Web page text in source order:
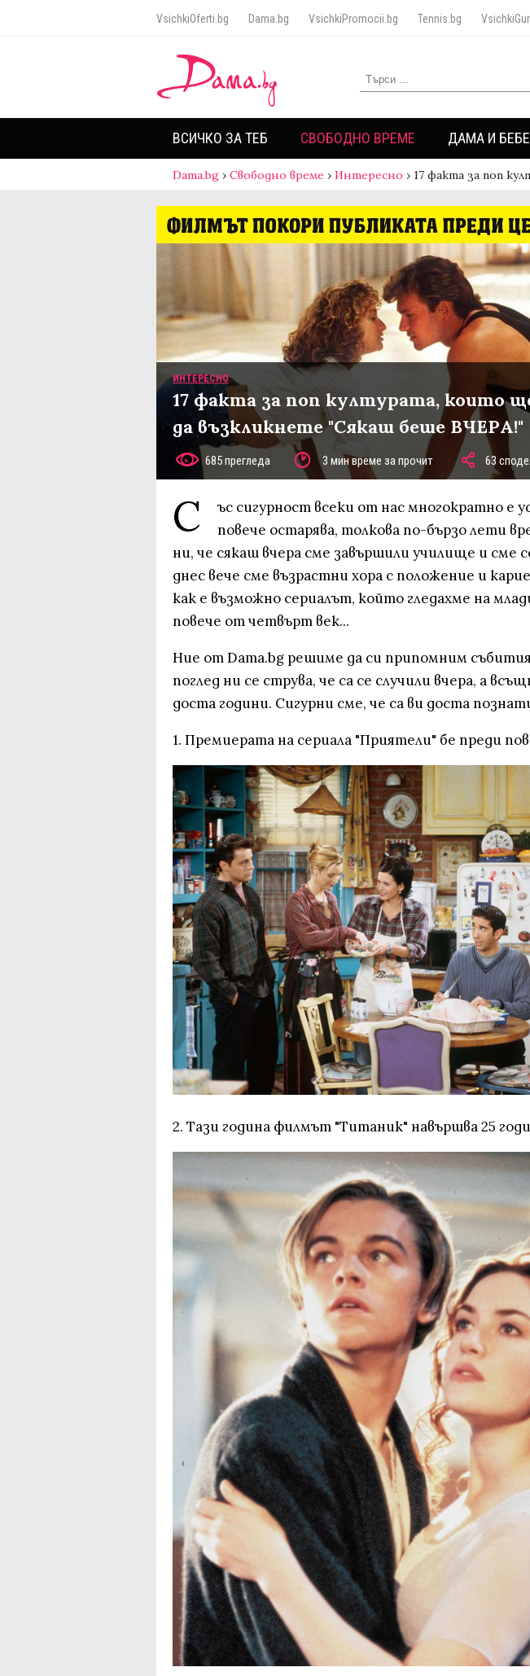
VsichkiOferti.bg Dama.bg VsichkiPromocii.bg Tennis.bg
ВСИЧКО ЗА ТЕБ СВОБОДНО ВРЕМЕ ДАМА И БЕБЕ
Dama.bg › Свободно време › Интересно › 17 факта за поп
ИНТЕРЕСНО
17 факта за поп културата, които
да възкликнете "Сякаш беше ВЧЕРА!"
685 прегледа 3 мин време за прочит 63
С
ъс сигурност всеки от нас многократно е
повече остарява, толкова по-бързо лети
ни, че сякаш вчера сме завършили училище и сме
днес вече сме възрастни хора с положение и
как е възможно сериалът, който гледахме на
повече от четвърт век...
Ние от Dama.bg решиме да си припомним
поглед ни се струва, че са се случили вчера, а
доста години. Сигурни сме, че са ви доста
1. Премиерата на сериала "Приятели" бе преди
2. Тази година филмът "Титаник" навършва 25